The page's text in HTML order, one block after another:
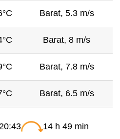
Barat, 5.3 m/s
Barat, 8 m/s
Barat, 7.8 m/s
Barat, 6.5 m/s
14 h 49 min